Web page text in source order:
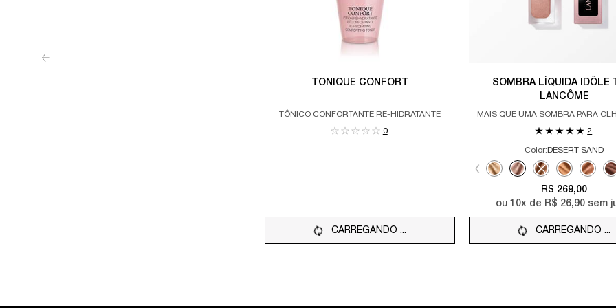
TONIQUE CONFORT
TÔNICO CONFORTANTE RE-HIDRATANTE
0
CARREGANDO ...
SOMBRA LÍQUIDA IDÔLE
LANCÔME
MAIS QUE UMA SOMBRA PARA
2
Color: DESERT SAND
Selecione a corSelected
SUNBURST color for SOMBRA
Selected
DESERT SAND color for
Selected
The product
Selected
SIENNA color
SAND
R$ 269,00
ou 10x de R$ 26,90sem
CARREGANDO ...